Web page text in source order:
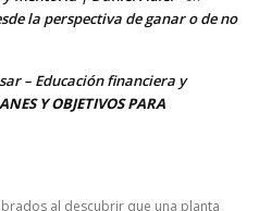
la perspectiva de ganar o de no
– Educación financiera y
Y OBJETIVOS PARA